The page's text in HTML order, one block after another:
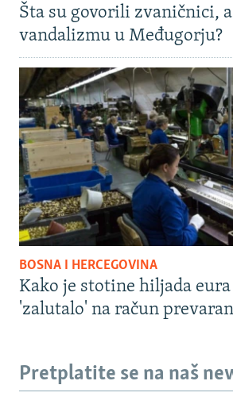
Šta su govorili zvaničnici, a
vandalizmu u Međugorju?
BOSNA I HERCEGOVINA
Kako je stotine hiljada
'zalutalo' na račun
Pretplatite se na naš